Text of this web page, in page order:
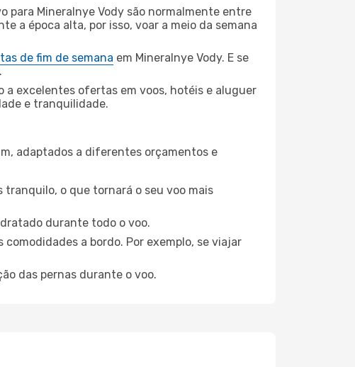
para Mineralnye Vody são normalmente entre
a época alta, por isso, voar a meio da semana
de fim de semana em Mineralnye Vody. E se
a excelentes ofertas em voos, hotéis e aluguer
e tranquilidade.
adaptados a diferentes orçamentos e
o que tornará o seu voo mais
durante todo o voo.
a bordo. Por exemplo, se viajar
das pernas durante o voo.